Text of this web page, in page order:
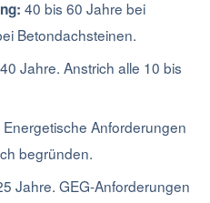
40 bis 60 Jahre bei
Betondachsteinen.
Jahre. Anstrich alle 10 bis
Anforderungen
begründen.
Jahre. GEG-Anforderungen